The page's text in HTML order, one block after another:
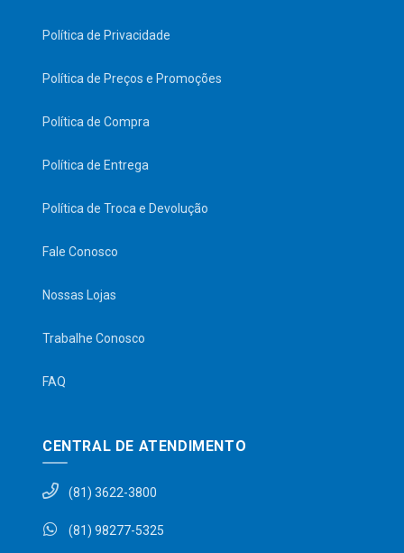
Política de Privacidade
Política de Preços e Promoções
Política de Compra
Política de Entrega
Política de Troca e Devolução
Fale Conosco
Nossas Lojas
Trabalhe Conosco
FAQ
CENTRAL DE ATENDIMENTO
(81) 3622-3800
(81) 98277-5325